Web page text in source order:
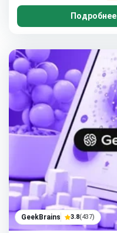
Подробнее
GeekBrains 3.8(437)